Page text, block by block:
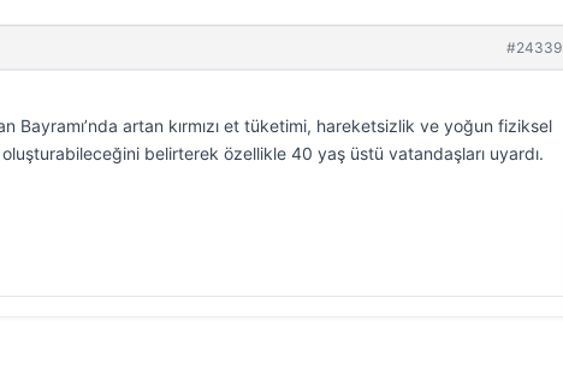
#24339
Bayramı’nda artan kırmızı et tüketimi, hareketsizlik ve yoğun fiziksel
belirterek özellikle 40 yaş üstü vatandaşları uyardı.